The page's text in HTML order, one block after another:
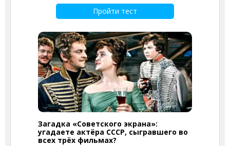
Пройти тест
Загадка «Советского экрана»:
угадаете актёра СССР, сыгравшего во
всех трёх фильмах?